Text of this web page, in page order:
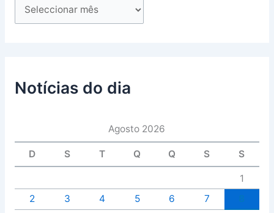
Notícias do dia
Agosto 2026
D S T Q Q S S
1
2
3 4 5 6 7